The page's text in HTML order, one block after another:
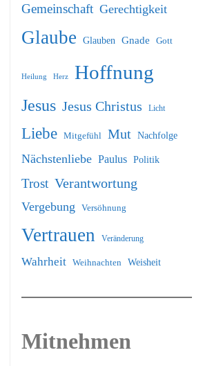
Gemeinschaft Gerechtigkeit
Glaube Glauben Gnade Gott
Heilung Herz Hoffnung
Jesus Jesus Christus Licht
Liebe Mitgefühl Mut Nachfolge
Nächstenliebe Paulus Politik
Trost Verantwortung
Vergebung Versöhnung
Vertrauen Veränderung
Wahrheit Weihnachten Weisheit
Mitnehmen